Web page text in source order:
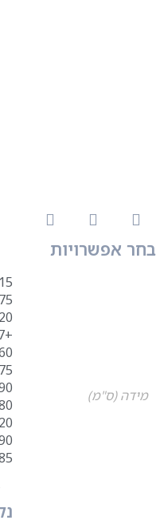
בחר אפשרויות
מידה (ס"מ)
+7